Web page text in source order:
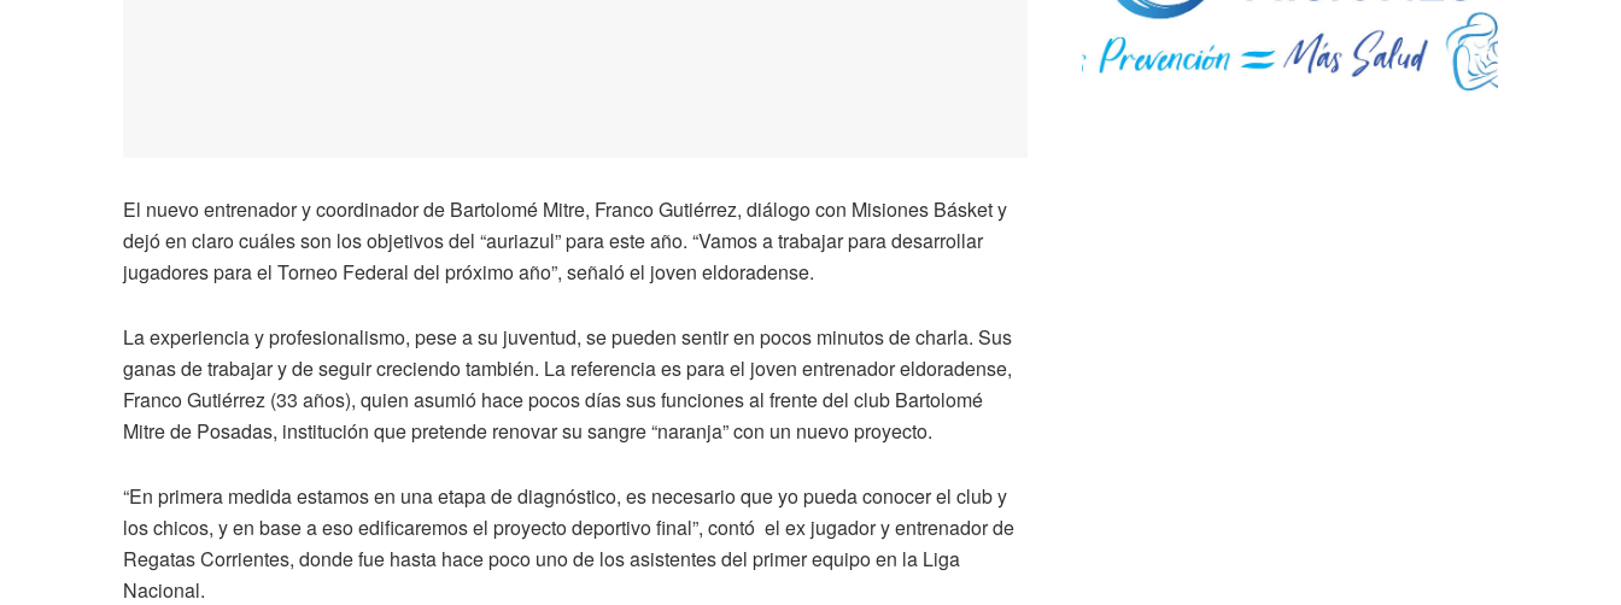
El nuevo entrenador y coordinador de Bartolomé Mitre, Franco Gutiérrez, diálogo con Misiones Básket y
dejó en claro cuáles son los objetivos del “auriazul” para este año. “Vamos a trabajar para desarrollar
jugadores para el Torneo Federal del próximo año”, señaló el joven eldoradense.
La experiencia y profesionalismo, pese a su juventud, se pueden sentir en pocos minutos de charla. Sus
ganas de trabajar y de seguir creciendo también. La referencia es para el joven entrenador eldoradense,
Franco Gutiérrez (33 años), quien asumió hace pocos días sus funciones al frente del club Bartolomé
Mitre de Posadas, institución que pretende renovar su sangre “naranja” con un nuevo proyecto.
“En primera medida estamos en una etapa de diagnóstico, es necesario que yo pueda conocer el club y
los chicos, y en base a eso edificaremos el proyecto deportivo final”, contó el ex jugador y entrenador de
Regatas Corrientes, donde fue hasta hace poco uno de los asistentes del primer equipo en la Liga
Nacional.